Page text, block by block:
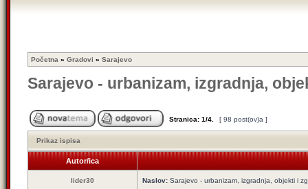
Početna » Gradovi » Sarajevo
Sarajevo - urbanizam, izgradnja,
Stranica: 1/4 [ 98 post(ov)a ]
Prikaz ispisa
Autor/ica
lider30 Naslov: Sarajevo - urbanizam, izgradnja, objekti i